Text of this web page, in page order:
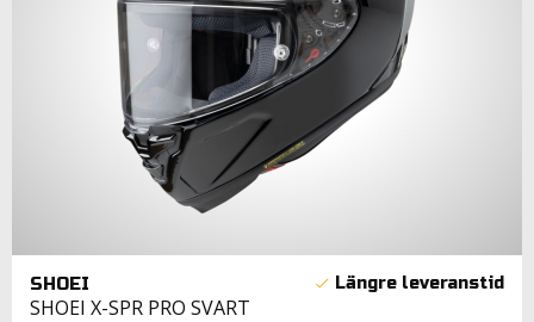
SHOEI
SHOEI X-SPR PRO SVART